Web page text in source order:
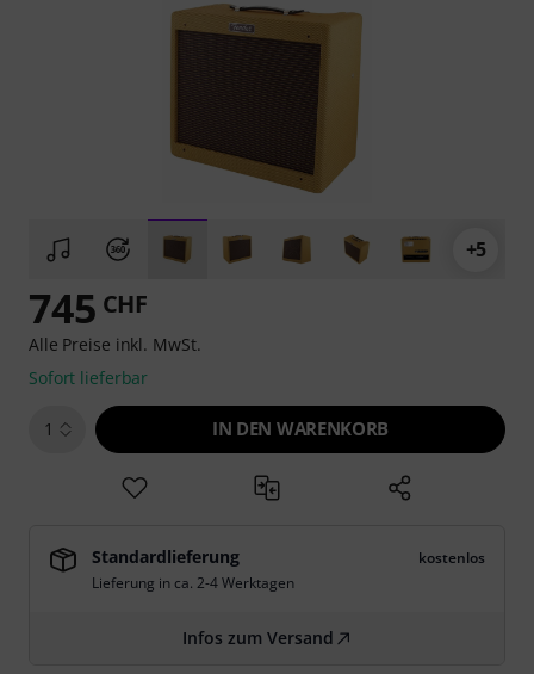
+5
745 CHF
Alle Preise inkl. MwSt.
Sofort lieferbar
1 IN DEN WARENKORB
Standardlieferung
kostenlos
Lieferung in ca. 2-4 Werktagen
Infos zum Versand